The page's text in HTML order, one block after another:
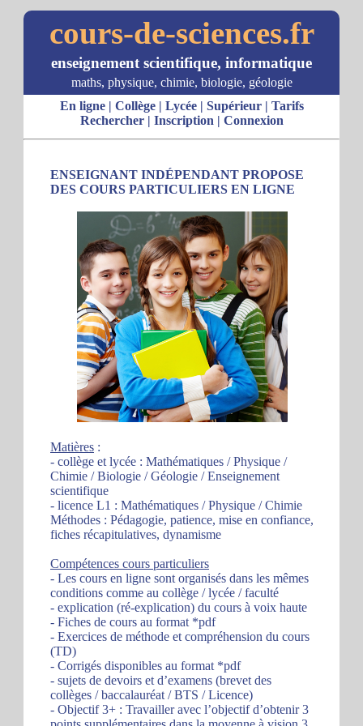
cours-de-sciences.fr
enseignement scientifique, informatique
maths, physique, chimie, biologie, géologie
En ligne| Collège| Lycée| Supérieur| Tarifs
Rechercher| Inscription | Connexion
ENSEIGNANT INDÉPENDANT PROPOSE
DES COURS PARTICULIERS EN LIGNE
Matières :
- collège et lycée : Mathématiques / Physique /
Chimie / Biologie / Géologie / Enseignement
scientifique
- licence L1 : Mathématiques / Physique / Chimie
Méthodes : Pédagogie, patience, mise en confiance,
fiches récapitulatives, dynamisme
Compétences cours particuliers
- Les cours en ligne sont organisés dans les mêmes
conditions comme au collège / lycée / faculté
- explication (ré-explication) du cours à voix haute
- Fiches de cours au format *pdf
- Exercices de méthode et compréhension du cours
(TD)
- Corrigés disponibles au format *pdf
- sujets de devoirs et d’examens (brevet des
collèges / baccalauréat / BTS / Licence)
- Objectif 3+ : Travailler avec l’objectif d’obtenir 3